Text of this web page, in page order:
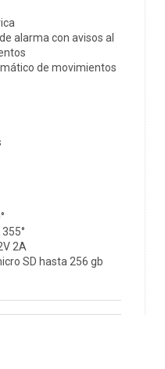
alarma con avisos al
de movimientos
2A
SD hasta 256 gb